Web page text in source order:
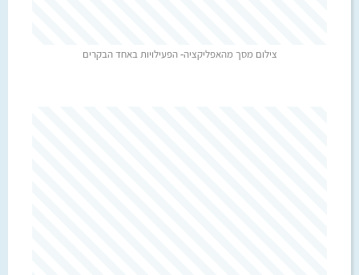
צילום מסך מהאפליקציה- הפעילויות באחד הבקרים